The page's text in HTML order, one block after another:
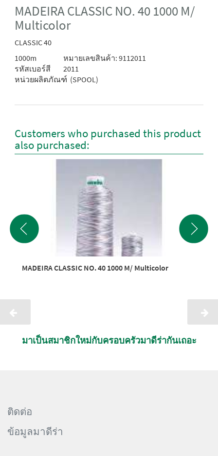
MADEIRA CLASSIC NO. 40 1000 M/
Multicolor
CLASSIC 40
1000m
หมายเลขสินค้า: 9112011
รหัสเบอร์สี
2011
หน่วยผลิตภัณฑ์ (SPOOL)
Customers who purchased this product
also purchased:
MADEIRA CLASSIC NO. 40 1000 M/ Multicolor
มาเป็นสมาชิกใหม่กับครอบครัวมาดีร่ากันเถอะ
ติดต่อ
ข้อมูลมาดีร่า